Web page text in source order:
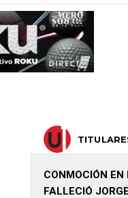
CONMOCIÓN EN
FALLECIÓ